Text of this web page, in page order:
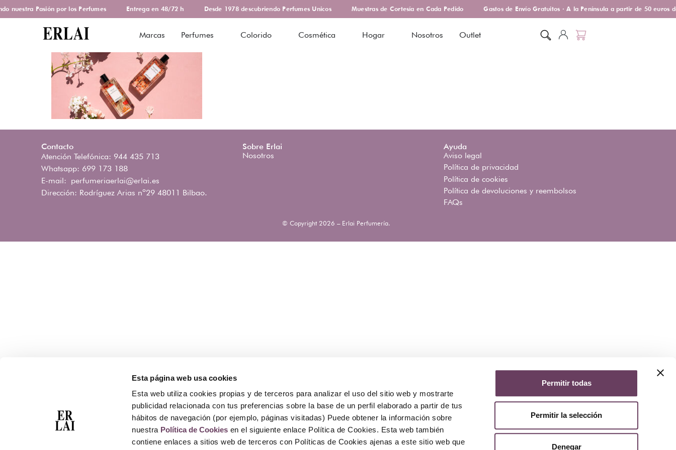
Esta página web usa cookies
Esta web utiliza cookies propias y de terceros para analizar el uso del sitio web y mostrarte
publicidad relacionada con tus preferencias sobre la base de un perfil elaborado a partir de tus
hábitos de navegación (por ejemplo, páginas visitadas) Puede obtener la información sobre
nuestra Política de Cookies en el siguiente enlace Política de Cookies. Esta web también
contiene enlaces a sitios web de terceros con Políticas de Cookies ajenas a este sitio web que
Permitir todas
Permitir la selección
Denegar
nuestra Pasión por los Perfumes Entrega en 48/72 h Desde 1978 descubriendo Perfumes Unicos Muestras de Cortesía en Cada Pedido Gastos de Envío Gratuitos · A la Península a partir de 50 euros
Marcas Perfumes Colorido Cosmética Hogar Nosotros Outlet
Contacto
Atención Telefónica: 944 435 713
Whatsapp: 699 173 188
E-mail: perfumeriaerlai@erlai.es
Dirección: Rodríguez Arias nº29 48011 Bilbao.
Sobre Erlai
Nosotros
Ayuda
Aviso legal
Política de privacidad
Política de cookies
Política de devoluciones y reembolsos
FAQs
© Copyright 2026 – Erlai Perfumería.